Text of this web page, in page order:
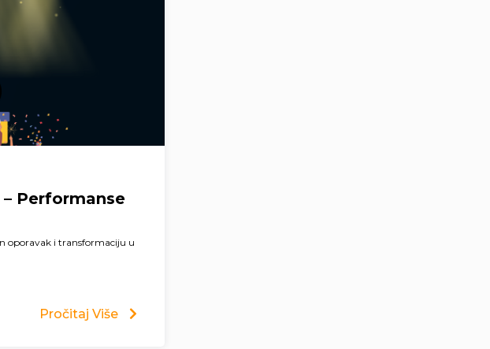
Performanse
oporavak i transformaciju u
Pročitaj Više